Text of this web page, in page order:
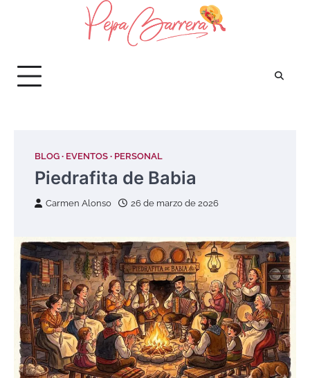
BLOG EVENTOS PERSONAL
Piedrafita de Babia
Carmen Alonso 26 de marzo de 2026